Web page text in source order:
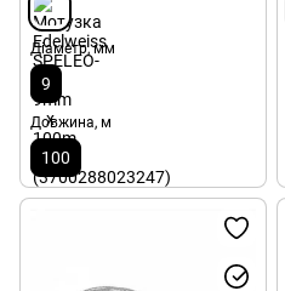
Діаметр, мм
9
Довжина, м
100